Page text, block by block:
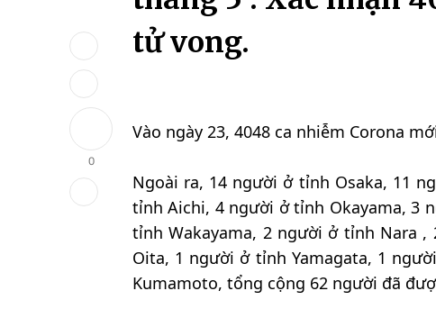
0
tử vong.
Vào ngày 23, 4048 ca nhiễm Corona
Ngoài ra, 14 người ở tỉnh Osaka, 11
tỉnh Aichi, 4 người ở tỉnh Okayama, 3
tỉnh Wakayama, 2 người ở tỉnh Nara
Oita, 1 người ở tỉnh Yamagata, 1
Kumamoto, tổng cộng 62 người đã